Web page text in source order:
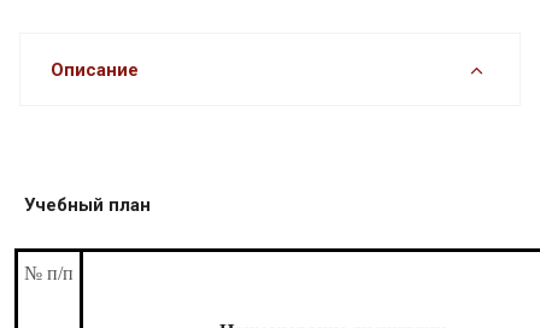
Описание
Учебный план
№ п/п